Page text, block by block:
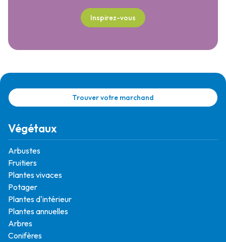
Inspirez-vous
Trouver votre marchand
Végétaux
Arbustes
Fruitiers
Plantes vivaces
Potager
Plantes d'intérieur
Plantes annuelles
Arbres
Conifères